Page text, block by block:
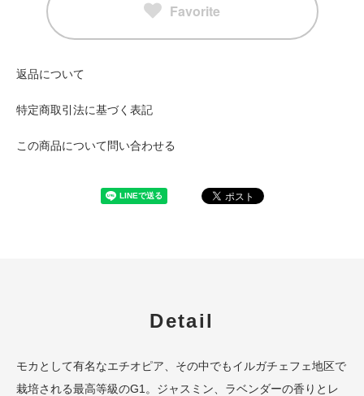
Favorite
返品について
特定商取引法に基づく表記
この商品について問い合わせる
Detail
モカとして有名なエチオピア、その中でもイルガチェフェ地区で
栽培される最高等級のG1。ジャスミン、ラベンダーの香りとレ